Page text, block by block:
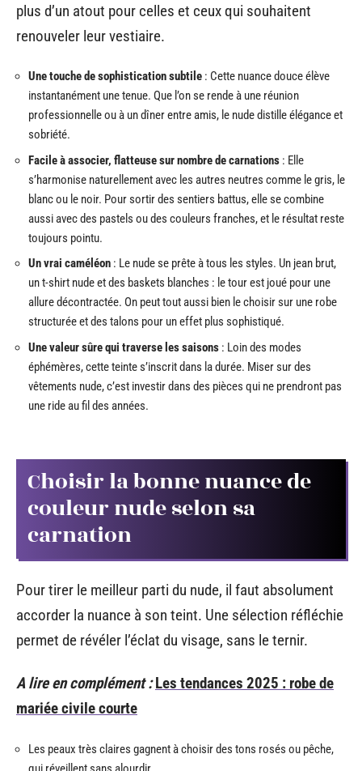
plus d’un atout pour celles et ceux qui souhaitent
renouveler leur vestiaire.
Une touche de sophistication subtile : Cette nuance douce élève
instantanément une tenue. Que l’on se rende à une réunion
professionnelle ou à un dîner entre amis, le nude distille élégance et
sobriété.
Facile à associer, flatteuse sur nombre de carnations : Elle
s’harmonise naturellement avec les autres neutres comme le gris, le
blanc ou le noir. Pour sortir des sentiers battus, elle se combine
aussi avec des pastels ou des couleurs franches, et le résultat reste
toujours pointu.
Un vrai caméléon : Le nude se prête à tous les styles. Un jean brut,
un t-shirt nude et des baskets blanches : le tour est joué pour une
allure décontractée. On peut tout aussi bien le choisir sur une robe
structurée et des talons pour un effet plus sophistiqué.
Une valeur sûre qui traverse les saisons : Loin des modes
éphémères, cette teinte s’inscrit dans la durée. Miser sur des
vêtements nude, c’est investir dans des pièces qui ne prendront pas
une ride au fil des années.
Choisir la bonne nuance de
couleur nude selon sa
carnation
Pour tirer le meilleur parti du nude, il faut absolument
accorder la nuance à son teint. Une sélection réfléchie
permet de révéler l’éclat du visage, sans le ternir.
A lire en complément : Les tendances 2025 : robe de
mariée civile courte
Les peaux très claires gagnent à choisir des tons rosés ou pêche,